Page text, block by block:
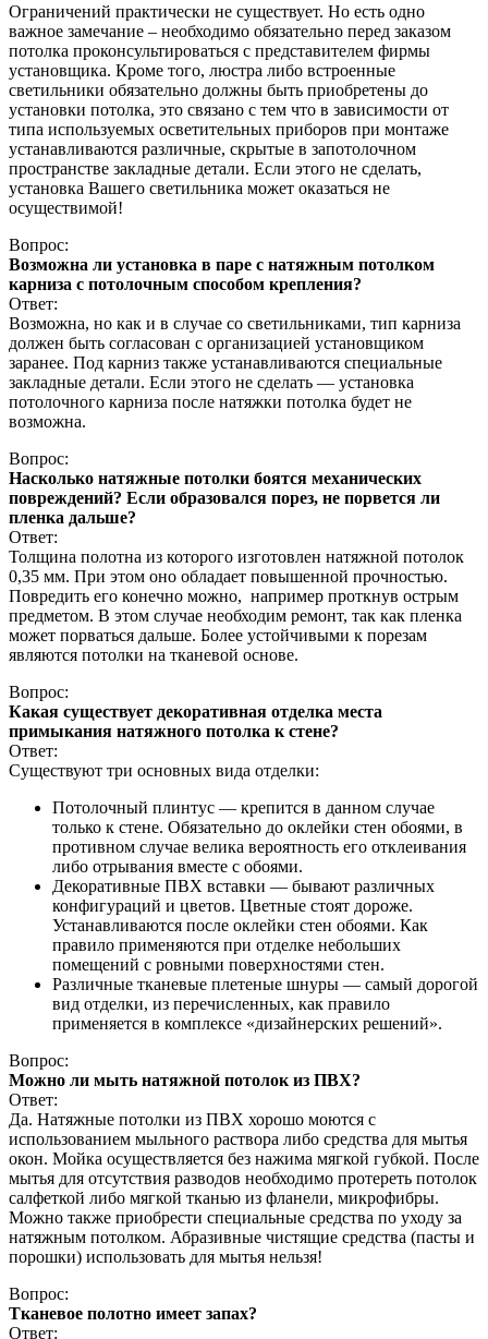
Ограничений практически не существует. Но есть одно
важное замечание – необходимо обязательно перед заказом
потолка проконсультироваться с представителем фирмы
установщика. Кроме того, люстра либо встроенные
светильники обязательно должны быть приобретены до
установки потолка, это связано с тем что в зависимости от
типа используемых осветительных приборов при монтаже
устанавливаются различные, скрытые в запотолочном
пространстве закладные детали. Если этого не сделать,
установка Вашего светильника может оказаться не
осуществимой!
Вопрос:
Возможна ли установка в паре с натяжным потолком
карниза с потолочным способом крепления?
Ответ:
Возможна, но как и в случае со светильниками, тип карниза
должен быть согласован с организацией установщиком
заранее. Под карниз также устанавливаются специальные
закладные детали. Если этого не сделать — установка
потолочного карниза после натяжки потолка будет не
возможна.
Вопрос:
Насколько натяжные потолки боятся механических
повреждений? Если образовался порез, не порвется ли
пленка дальше?
Ответ:
Толщина полотна из которого изготовлен натяжной потолок
0,35 мм. При этом оно обладает повышенной прочностью.
Повредить его конечно можно, например проткнув острым
предметом. В этом случае необходим ремонт, так как пленка
может порваться дальше. Более устойчивыми к порезам
являются потолки на тканевой основе.
Вопрос:
Какая существует декоративная отделка места
примыкания натяжного потолка к стене?
Ответ:
Существуют три основных вида отделки:
Потолочный плинтус — крепится в данном случае
только к стене. Обязательно до оклейки стен обоями, в
противном случае велика вероятность его отклеивания
либо отрывания вместе с обоями.
Декоративные ПВХ вставки — бывают различных
конфигураций и цветов. Цветные стоят дороже.
Устанавливаются после оклейки стен обоями. Как
правило применяются при отделке небольших
помещений с ровными поверхностями стен.
Различные тканевые плетеные шнуры — самый дорогой
вид отделки, из перечисленных, как правило
применяется в комплексе «дизайнерских решений».
Вопрос:
Можно ли мыть натяжной потолок из ПВХ?
Ответ:
Да. Натяжные потолки из ПВХ хорошо моются с
использованием мыльного раствора либо средства для мытья
окон. Мойка осуществляется без нажима мягкой губкой. После
мытья для отсутствия разводов необходимо протереть потолок
салфеткой либо мягкой тканью из фланели, микрофибры.
Можно также приобрести специальные средства по уходу за
натяжным потолком. Абразивные чистящие средства (пасты и
порошки) использовать для мытья нельзя!
Вопрос:
Тканевое полотно имеет запах?
Ответ: